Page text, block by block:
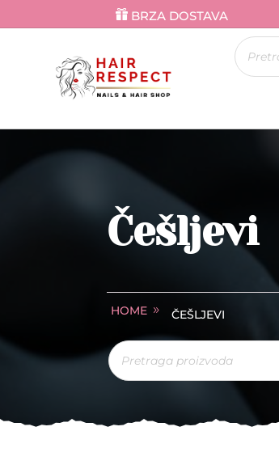
BRZA DOSTAVA
search
Češljevi
HOME ČEŠLJEVI
Products
search